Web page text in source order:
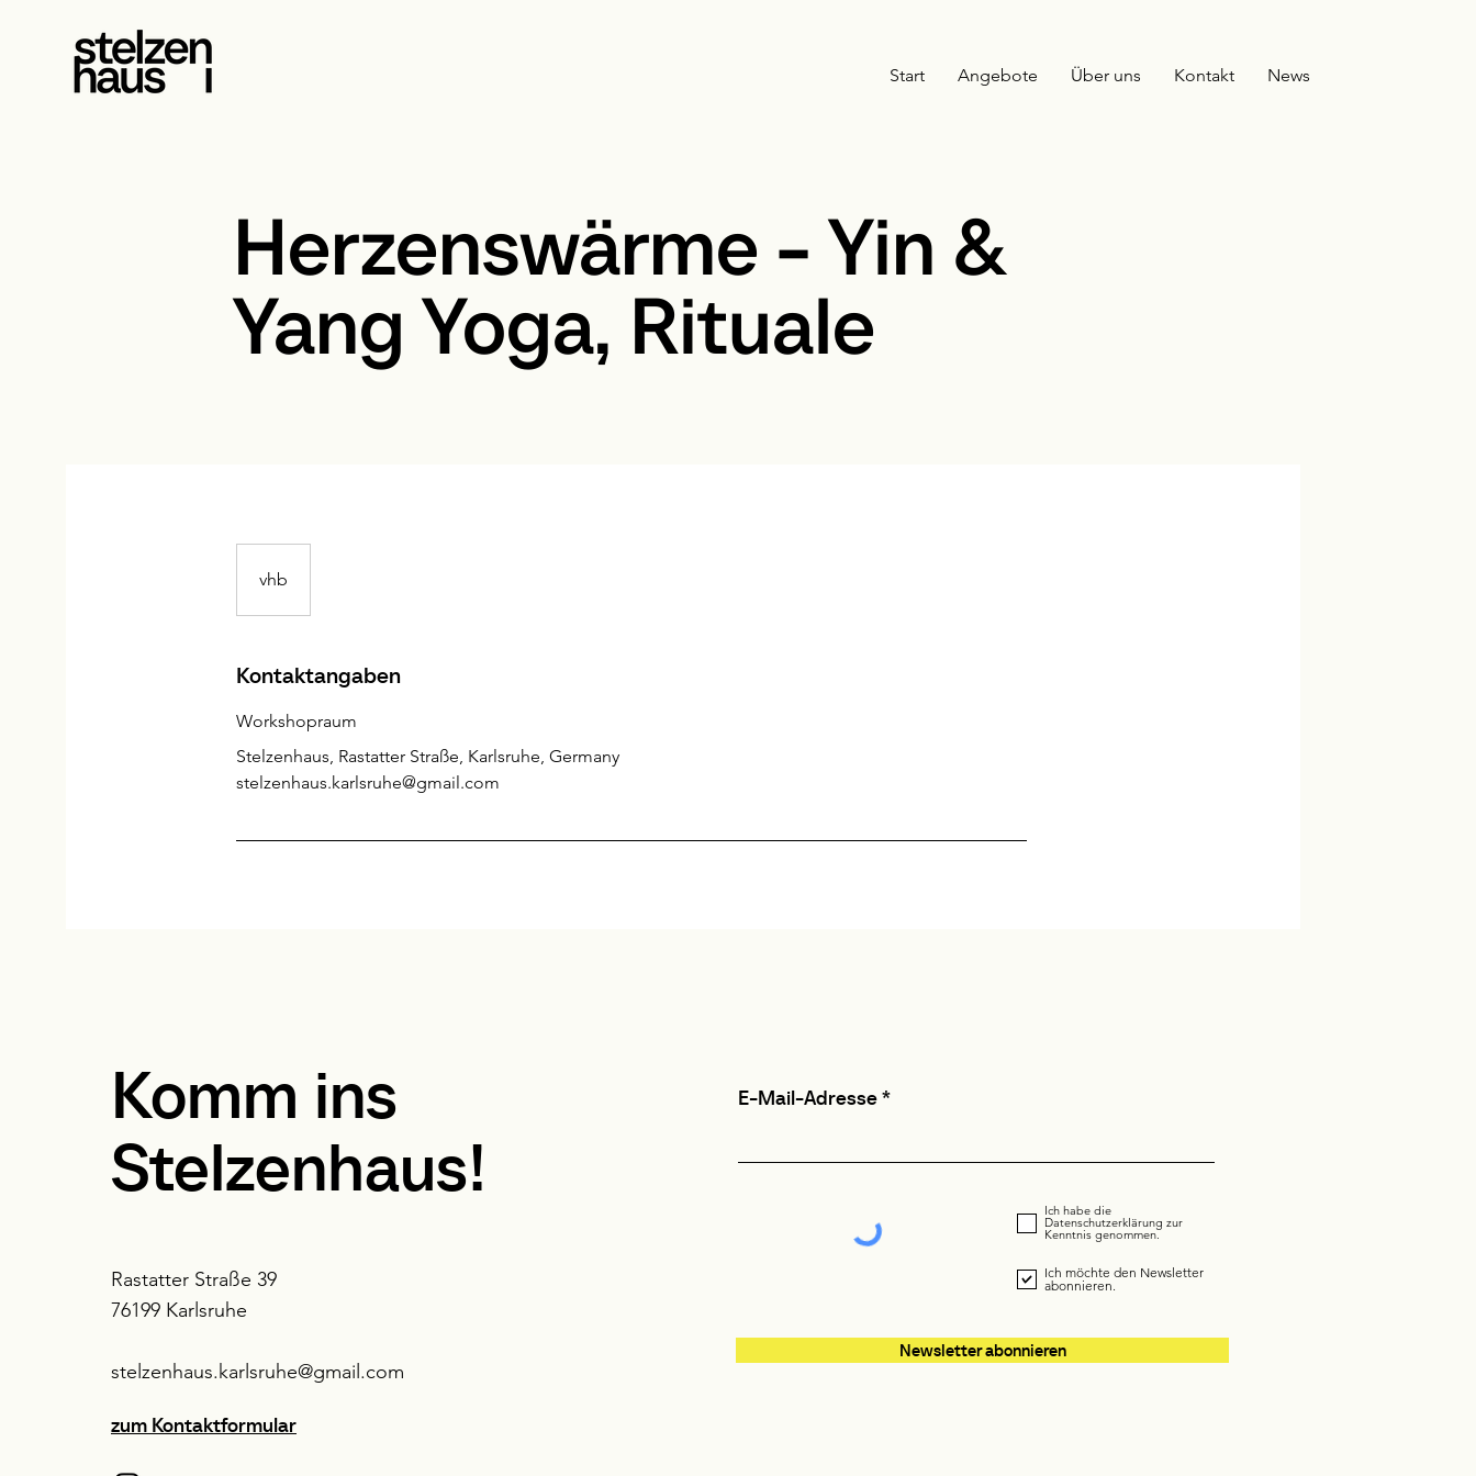
Start Angebote Über uns Kontakt News
Herzenswärme - Yin &
Yang Yoga, Rituale
vhb
Kontaktangaben
Workshopraum
Stelzenhaus, Rastatter Straße, Karlsruhe, Germany
stelzenhaus.karlsruhe@gmail.com
Komm ins
Stelzenhaus!
Rastatter Straße 39
76199 Karlsruhe
stelzenhaus.karlsruhe@gmail.com
zum Kontaktformular
E-Mail-Adresse
Ich habe die
Datenschutzerklärung zur
Kenntnis genommen.
Ich möchte den Newsletter
abonnieren.
Newsletter abonnieren